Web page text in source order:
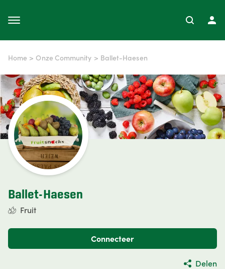
Home > Onze Community > Ballet-Haesen
Ballet-Haesen
Fruit
Connecteer
Delen